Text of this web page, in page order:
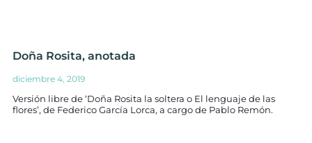
Doña Rosita, anotada
diciembre 4, 2019
Versión libre de ‘Doña Rosita la soltera o El lenguaje de las
flores’, de Federico García Lorca, a cargo de Pablo Remón.